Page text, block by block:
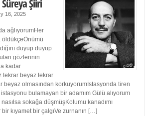
Şiiri
16, 2025
ağlıyorumHer
öldükçeÖnümü
duyup duyup
gözlerinin
kadar
tekrar beyaz tekrar
beyaz olmasından korkuyorumİstasyonda tiren
bulamayan bir adamım Gülü alıyorum
sokağa düşmüşKolumu kanadımı
bir kıyamet bir çalgıVe zurnanın […]